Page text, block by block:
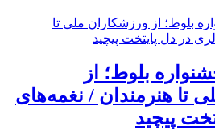
بلوط؛ از
تا هنرمندان / نغمه‌های
پیچید